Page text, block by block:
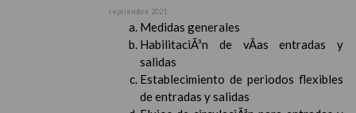
septiembre 2021
Medidas generales
HabilitaciÃ³n de vÃ­as entradas y
salidas
Establecimiento de periodos flexibles
de entradas y salidas